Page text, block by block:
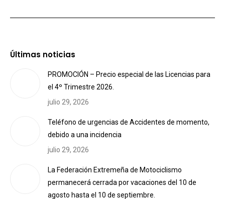
Últimas noticias
PROMOCIÓN – Precio especial de las Licencias para
el 4º Trimestre 2026.
julio 29, 2026
Teléfono de urgencias de Accidentes de momento,
debido a una incidencia
julio 29, 2026
La Federación Extremeña de Motociclismo
permanecerá cerrada por vacaciones del 10 de
agosto hasta el 10 de septiembre.